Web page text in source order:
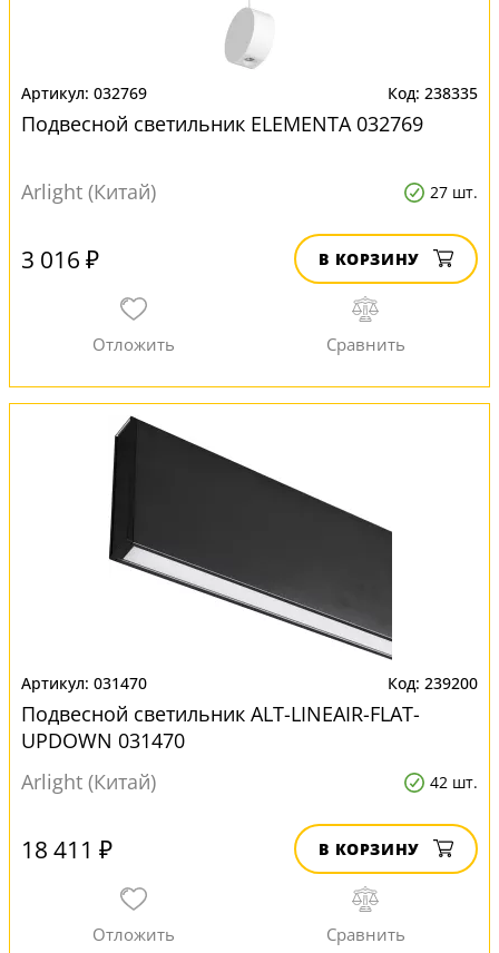
032769 238335
Подвесной светильник ELEMENTA 032769
Arlight (Китай) 27 шт.
3 016 ₽ В КОРЗИНУ
031470 239200
Подвесной светильник ALT-LINEAIR-FLAT-
UPDOWN 031470
Arlight (Китай)
42 шт.
18 411 ₽ В КОРЗИНУ